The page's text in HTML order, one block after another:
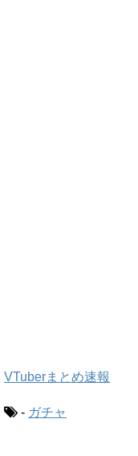
VTuberまとめ速報
- ガチャ